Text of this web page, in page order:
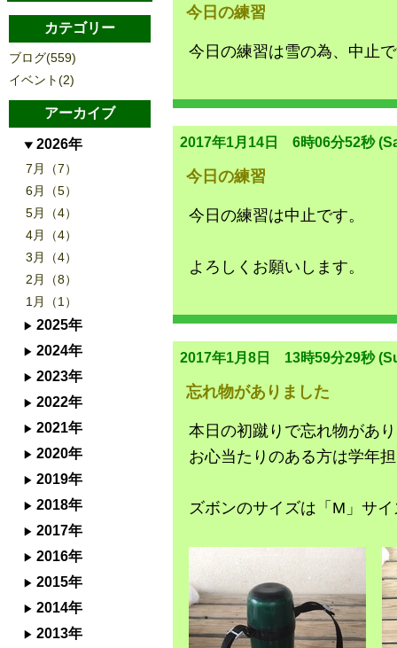
今日の練習
今日の練習は雪の為、中止
2017年1月14日 6時06分52秒
今日の練習
今日の練習は中止です。
よろしくお願いします。
2017年1月8日 13時59分29秒
忘れ物がありました
本日の初蹴りで忘れ物があ
お心当たりのある方は学年
ズボンのサイズは「M」サ
カテゴリー
ブログ(559)
イベント(2)
アーカイブ
2026年
7月（7）
6月（5）
5月（4）
4月（4）
3月（4）
2月（8）
1月（1）
2025年
2024年
2023年
2022年
2021年
2020年
2019年
2018年
2017年
2016年
2015年
2014年
2013年